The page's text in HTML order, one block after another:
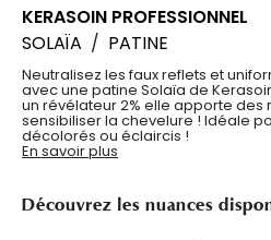
KERASOIN PROFESSIONNEL
SOLAÏA / PATINE
Neutralisez les faux reflets et
avec une patine Solaïa de
un révélateur 2% elle apporte des
sensibiliser la chevelure ! Idéale
décolorés ou éclaircis !
En savoir plus
Découvrez les nuances